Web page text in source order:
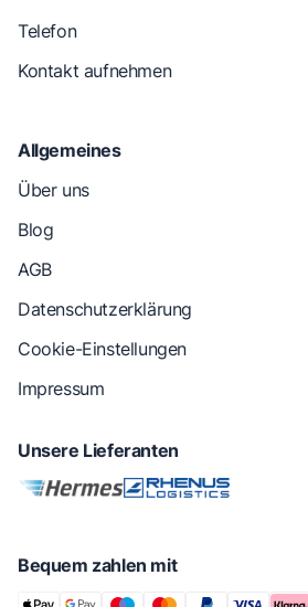
Telefon
Kontakt aufnehmen
Allgemeines
Über uns
Blog
AGB
Datenschutzerklärung
Cookie-Einstellungen
Impressum
Unsere Lieferanten
Bequem zahlen mit